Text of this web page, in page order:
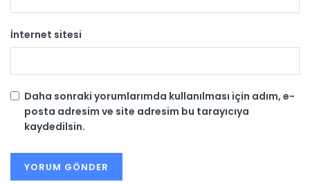
İnternet sitesi
Daha sonraki yorumlarımda kullanılması için adım, e-
posta adresim ve site adresim bu tarayıcıya
kaydedilsin.